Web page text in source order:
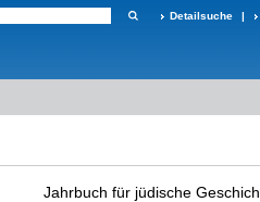
Detailsuche |
Jahrbuch für jüdische